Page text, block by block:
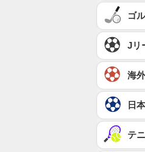
ゴ
Jリ
海
日
テ